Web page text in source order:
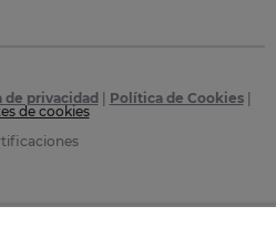
de privacidad Política de Cookies|
de cookies